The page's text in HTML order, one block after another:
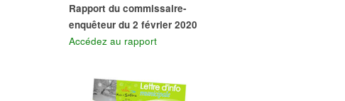
Rapport du commissaire-
enquêteur du 2 février 2020
Accédez au rapport